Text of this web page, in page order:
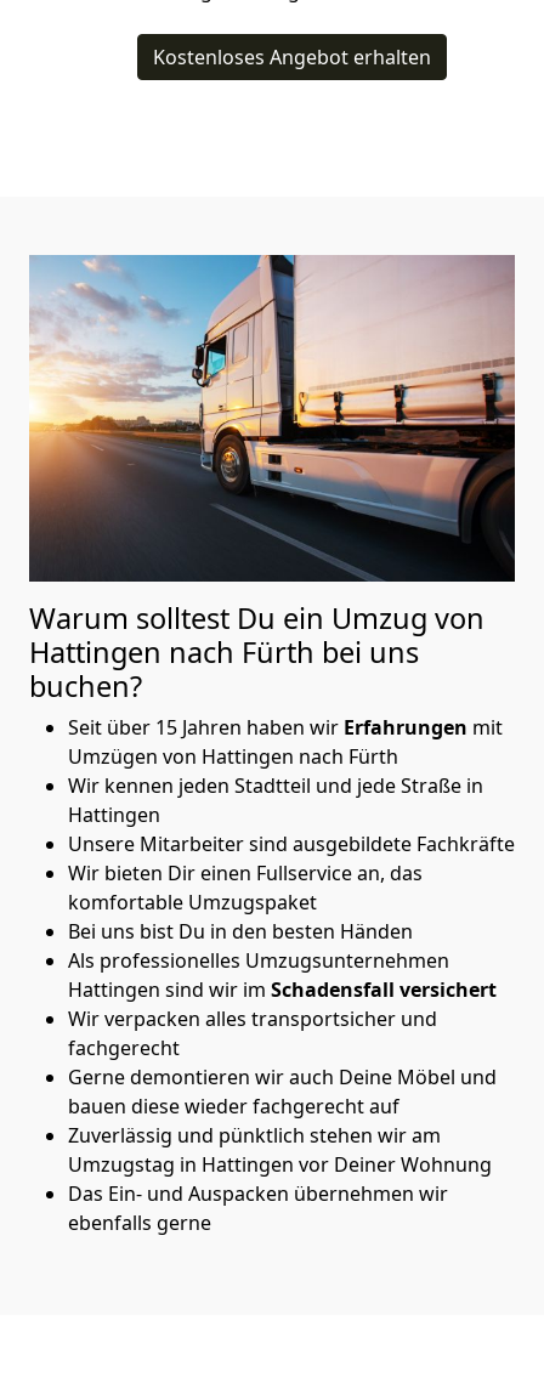
Kostenloses Angebot erhalten
Warum solltest Du ein Umzug von
Hattingen nach Fürth bei uns
buchen?
Seit über 15 Jahren haben wir Erfahrungen mit
Umzügen von Hattingen nach Fürth
Wir kennen jeden Stadtteil und jede Straße in
Hattingen
Unsere Mitarbeiter sind ausgebildete Fachkräfte
Wir bieten Dir einen Fullservice an, das
komfortable Umzugspaket
Bei uns bist Du in den besten Händen
Als professionelles Umzugsunternehmen
Hattingen sind wir im Schadensfall versichert
Wir verpacken alles transportsicher und
fachgerecht
Gerne demontieren wir auch Deine Möbel und
bauen diese wieder fachgerecht auf
Zuverlässig und pünktlich stehen wir am
Umzugstag in Hattingen vor Deiner Wohnung
Das Ein- und Auspacken übernehmen wir
ebenfalls gerne